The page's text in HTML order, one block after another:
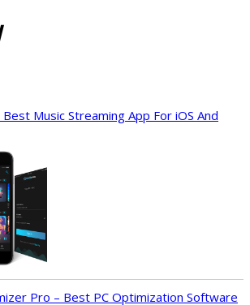
Music Streaming App For iOS And
Pro – Best PC Optimization Software